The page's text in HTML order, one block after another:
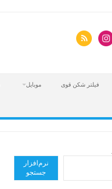
فیلتر شکن قوی موبایل
نرم‌افزار
جستجو